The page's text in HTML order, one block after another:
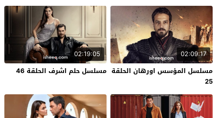
02:09:17
مسلسل المؤسس اورهان الحلقة
25
02:19:05
مسلسل حلم اشرف الحلقة 46